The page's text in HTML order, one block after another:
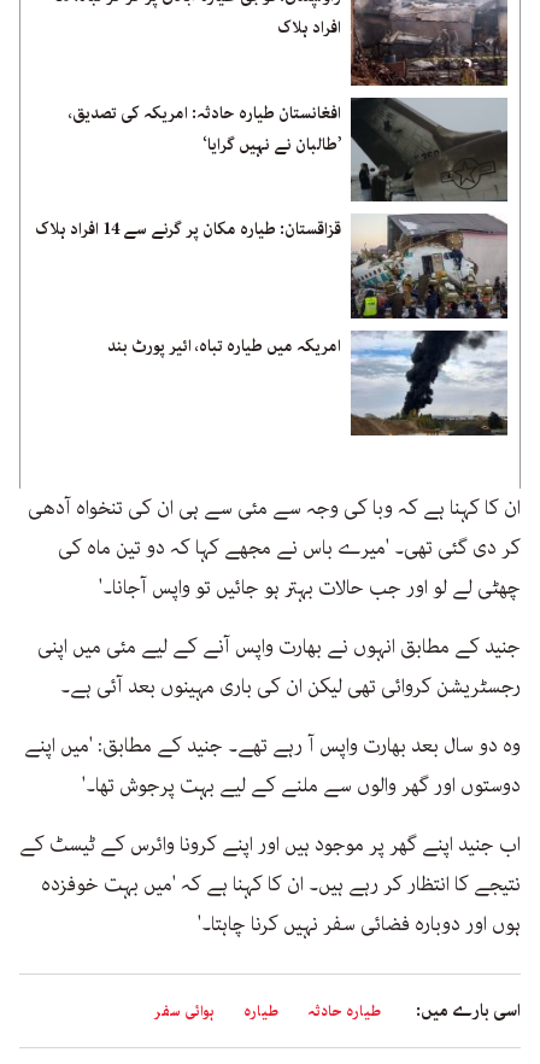
افراد ہلاک
افغانستان طیارہ حادثہ: امریکہ کی تصدیق،
’طالبان نے نہیں گرایا‘
قزاقستان: طیارہ مکان پر گرنے سے 14 افراد ہلاک
امریکہ میں طیارہ تباہ، ائیر پورٹ بند
ان کا کہنا ہے کہ وبا کی وجہ سے مئی سے ہی ان کی تنخواہ آدھی
کر دی گئی تھی۔ 'میرے باس نے مجھے کہا کہ دو تین ماہ کی
چھٹی لے لو اور جب حالات بہتر ہو جائیں تو واپس آجانا۔'
جنید کے مطابق انہوں نے بھارت واپس آنے کے لیے مئی میں اپنی
رجسٹریشن کروائی تھی لیکن ان کی باری مہینوں بعد آئی ہے۔
وہ دو سال بعد بھارت واپس آ رہے تھے۔ جنید کے مطابق: 'میں اپنے
دوستوں اور گھر والوں سے ملنے کے لیے بہت پرجوش تھا۔'
اب جنید اپنے گھر پر موجود ہیں اور اپنے کرونا وائرس کے ٹیسٹ کے
نتیجے کا انتظار کر رہے ہیں۔ ان کا کہنا ہے کہ 'میں بہت خوفزدہ
ہوں اور دوبارہ فضائی سفر نہیں کرنا چاہتا۔'
اسی بارے میں: طیارہ حادثہ طیارہ ہوائی سفر